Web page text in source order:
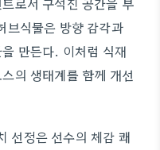
브식물은 방향 감각과
만든다. 이처럼 식재
의 생태계를 함께 개선
선정은 선수의 체감 쾌